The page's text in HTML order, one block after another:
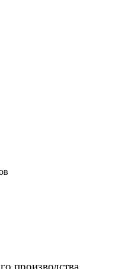
производства